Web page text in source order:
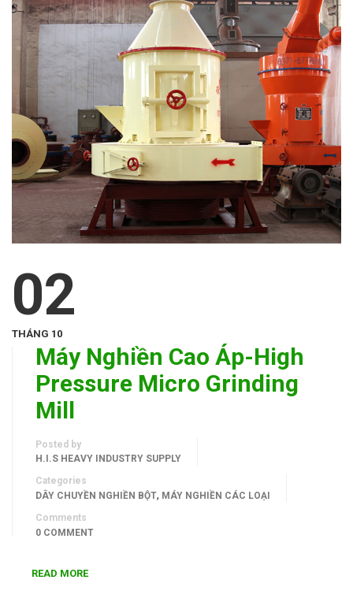
02
THÁNG 10
Máy Nghiền Cao Áp-High
Pressure Micro Grinding
Mill
Posted by
H.I.S HEAVY INDUSTRY SUPPLY
Categories
DÂY CHUYỀN NGHIỀN BỘT, MÁY NGHIỀN CÁC LOẠI
Comments
0 COMMENT
READ MORE